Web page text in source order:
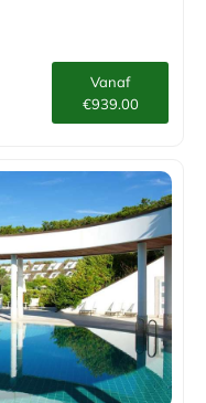
Vanaf
€939.00